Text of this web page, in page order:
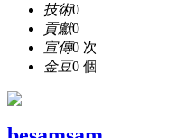
技術0
貢獻0
宣傳0 次
金豆0 個